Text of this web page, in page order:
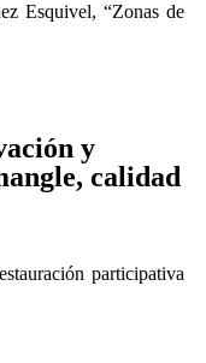
Esquivel, “Zonas de
y
calidad
participativa